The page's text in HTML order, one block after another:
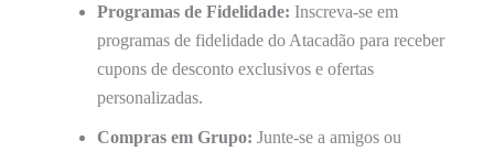
Programas de Fidelidade: Inscreva-se em
programas de fidelidade do Atacadão para receber
cupons de desconto exclusivos e ofertas
personalizadas.
Compras em Grupo: Junte-se a amigos ou